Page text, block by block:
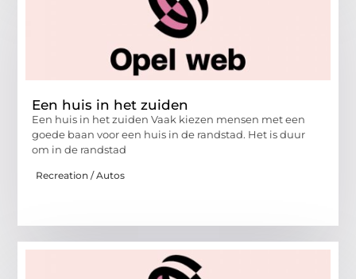
Een huis in het zuiden
Een huis in het zuiden Vaak kiezen mensen met een
goede baan voor een huis in de randstad. Het is duur
om in de randstad
Recreation / Autos